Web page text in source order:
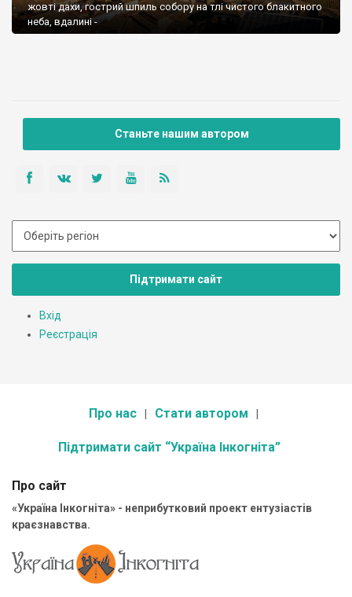
жовті дахи, гострий шпиль собору на тлі чистого блакитного
неба, вдалині -
Станьте нашим автором
Підтримати сайт
Вхід
Реєстрація
Про нас Стати автором
Підтримати сайт “Україна Інкогніта”
Про сайт
«Україна Інкогніта» - неприбутковий проект ентузіастів
краєзнавства.